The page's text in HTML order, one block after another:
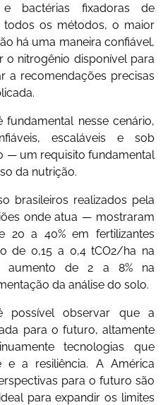
e bactérias fixadoras de
todos os métodos, o maior
há uma maneira confiável,
o nitrogênio disponível para
a recomendações precisas
nesse cenário,
escaláveis e sob
— um requisito fundamental
da nutrição.
brasileiros realizados pela
onde atua — mostraram
20 a 40% em fertilizantes
de 0,15 a 0,4 tCO2/ha na
aumento de 2 a 8% na
da análise do solo.
possível observar que a
para o futuro, altamente
tecnologias que
e a resiliência. A América
para o futuro são
para expandir os limites